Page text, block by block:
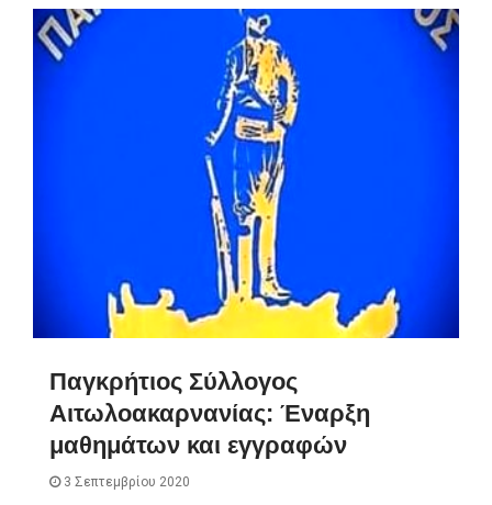
Παγκρήτιος Σύλλογος
Αιτωλοακαρνανίας: Έναρξη
μαθημάτων και εγγραφών
3 Σεπτεμβρίου 2020